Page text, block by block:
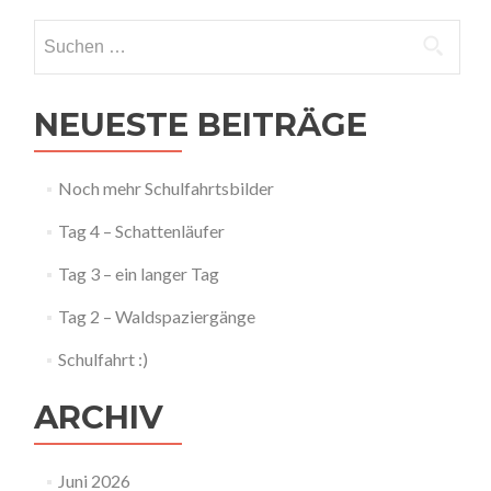
nach:
NEUESTE BEITRÄGE
Noch mehr Schulfahrtsbilder
Tag 4 – Schattenläufer
Tag 3 – ein langer Tag
Tag 2 – Waldspaziergänge
Schulfahrt :)
ARCHIV
Juni 2026